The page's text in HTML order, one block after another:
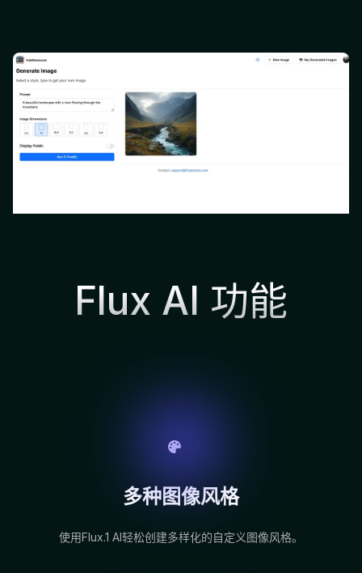
Flux AI 功能
多种图像风格
使用Flux.1 AI轻松创建多样化的自定义图像风格。